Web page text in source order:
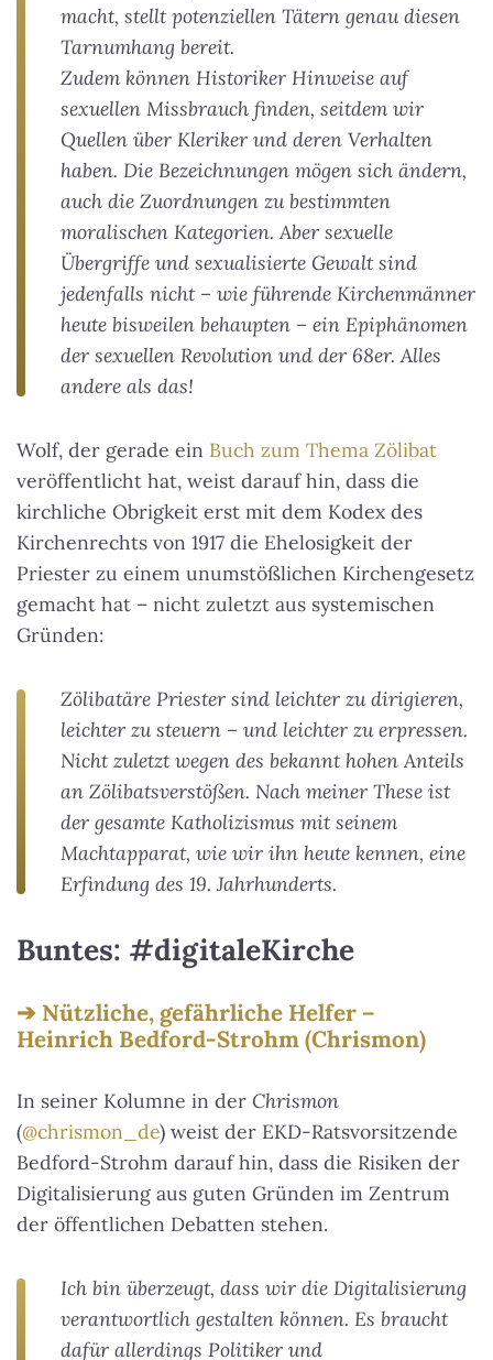
macht, stellt potenziellen Tätern genau diesen
Tarnumhang bereit.
Zudem können Historiker Hinweise auf
sexuellen Missbrauch finden, seitdem wir
Quellen über Kleriker und deren Verhalten
haben. Die Bezeichnungen mögen sich ändern,
auch die Zuordnungen zu bestimmten
moralischen Kategorien. Aber sexuelle
Übergriffe und sexualisierte Gewalt sind
jedenfalls nicht – wie führende Kirchenmänner
heute bisweilen behaupten – ein Epiphänomen
der sexuellen Revolution und der 68er. Alles
andere als das!
Wolf, der gerade ein Buch zum Thema Zölibat
veröffentlicht hat, weist darauf hin, dass die
kirchliche Obrigkeit erst mit dem Kodex des
Kirchenrechts von 1917 die Ehelosigkeit der
Priester zu einem unumstößlichen Kirchengesetz
gemacht hat – nicht zuletzt aus systemischen
Gründen:
Zölibatäre Priester sind leichter zu dirigieren,
leichter zu steuern – und leichter zu erpressen.
Nicht zuletzt wegen des bekannt hohen Anteils
an Zölibatsverstößen. Nach meiner These ist
der gesamte Katholizismus mit seinem
Machtapparat, wie wir ihn heute kennen, eine
Erfindung des 19. Jahrhunderts.
Buntes: #digitaleKirche
Nützliche, gefährliche Helfer –
Heinrich Bedford-Strohm (Chrismon)
In seiner Kolumne in der Chrismon
(@chrismon_de) weist der EKD-Ratsvorsitzende
Bedford-Strohm darauf hin, dass die Risiken der
Digitalisierung aus guten Gründen im Zentrum
der öffentlichen Debatten stehen.
Ich bin überzeugt, dass wir die Digitalisierung
verantwortlich gestalten können. Es braucht
dafür allerdings Politiker und